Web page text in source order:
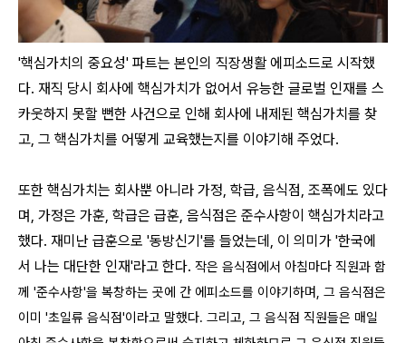
'핵심가치의 중요성' 파트는 본인의 직장생활 에피소드로 시작했
다. 재직 당시 회사에 핵심가치가 없어서 유능한 글로벌 인재를 스
카웃하지 못할 뻔한 사건으로 인해 회사에 내제된 핵심가치를 찾
고, 그 핵심가치를 어떻게 교육했는지를 이야기해 주었다.
또한 핵심가치는 회사뿐 아니라 가정, 학급, 음식점, 조폭에도 있다
며, 가정은 가훈, 학급은 급훈, 음식점은 준수사항이 핵심가치라고
했다. 재미난 급훈으로 '동방신기'를 들었는데, 이 의미가 '한국에
서 나는 대단한 인재'라고 한다. 작은 음식점에서 아침마다 직원과 함
께 '준수사항'을 복창하는 곳에 간 에피소드를 이야기하며, 그 음식점은
이미 '초일류 음식점'이라고 말했다. 그리고, 그 음식점 직원들은 매일